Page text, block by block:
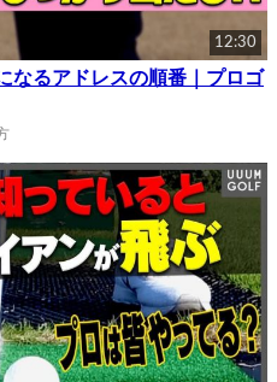
12:30
なるアドレスの順番｜プロゴ